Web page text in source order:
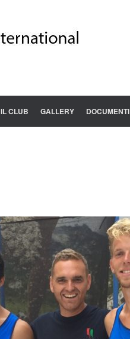
IL CLUB GALLERY DOCUMENTI